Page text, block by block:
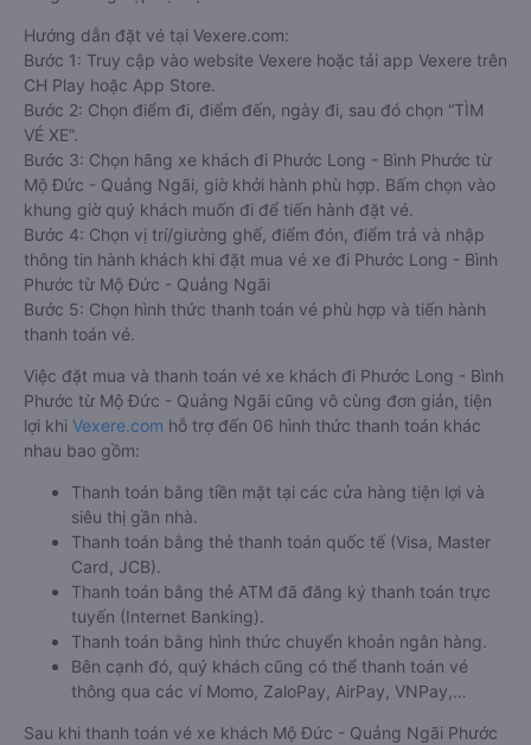
Hướng dẫn đặt vé tại Vexere.com:
Bước 1: Truy cập vào website Vexere hoặc tải app Vexere trên
CH Play hoặc App Store.
Bước 2: Chọn điểm đi, điểm đến, ngày đi, sau đó chọn “TÌM
VÉ XE”.
Bước 3: Chọn hãng xe khách đi Phước Long - Bình Phước từ
Mộ Đức - Quảng Ngãi, giờ khởi hành phù hợp. Bấm chọn vào
khung giờ quý khách muốn đi để tiến hành đặt vé.
Bước 4: Chọn vị trí/giường ghế, điểm đón, điểm trả và nhập
thông tin hành khách khi đặt mua vé xe đi Phước Long - Bình
Phước từ Mộ Đức - Quảng Ngãi
Bước 5: Chọn hình thức thanh toán vé phù hợp và tiến hành
thanh toán vé.
Việc đặt mua và thanh toán vé xe khách đi Phước Long - Bình
Phước từ Mộ Đức - Quảng Ngãi cũng vô cùng đơn giản, tiện
lợi khi Vexere.com hỗ trợ đến 06 hình thức thanh toán khác
nhau bao gồm:
Thanh toán bằng tiền mặt tại các cửa hàng tiện lợi và
siêu thị gần nhà.
Thanh toán bằng thẻ thanh toán quốc tế (Visa, Master
Card, JCB).
Thanh toán bằng thẻ ATM đã đăng ký thanh toán trực
tuyến (Internet Banking).
Thanh toán bằng hình thức chuyển khoản ngân hàng.
Bên cạnh đó, quý khách cũng có thể thanh toán vé
thông qua các ví Momo, ZaloPay, AirPay, VNPay,…
Sau khi thanh toán vé xe khách Mộ Đức - Quảng Ngãi Phước